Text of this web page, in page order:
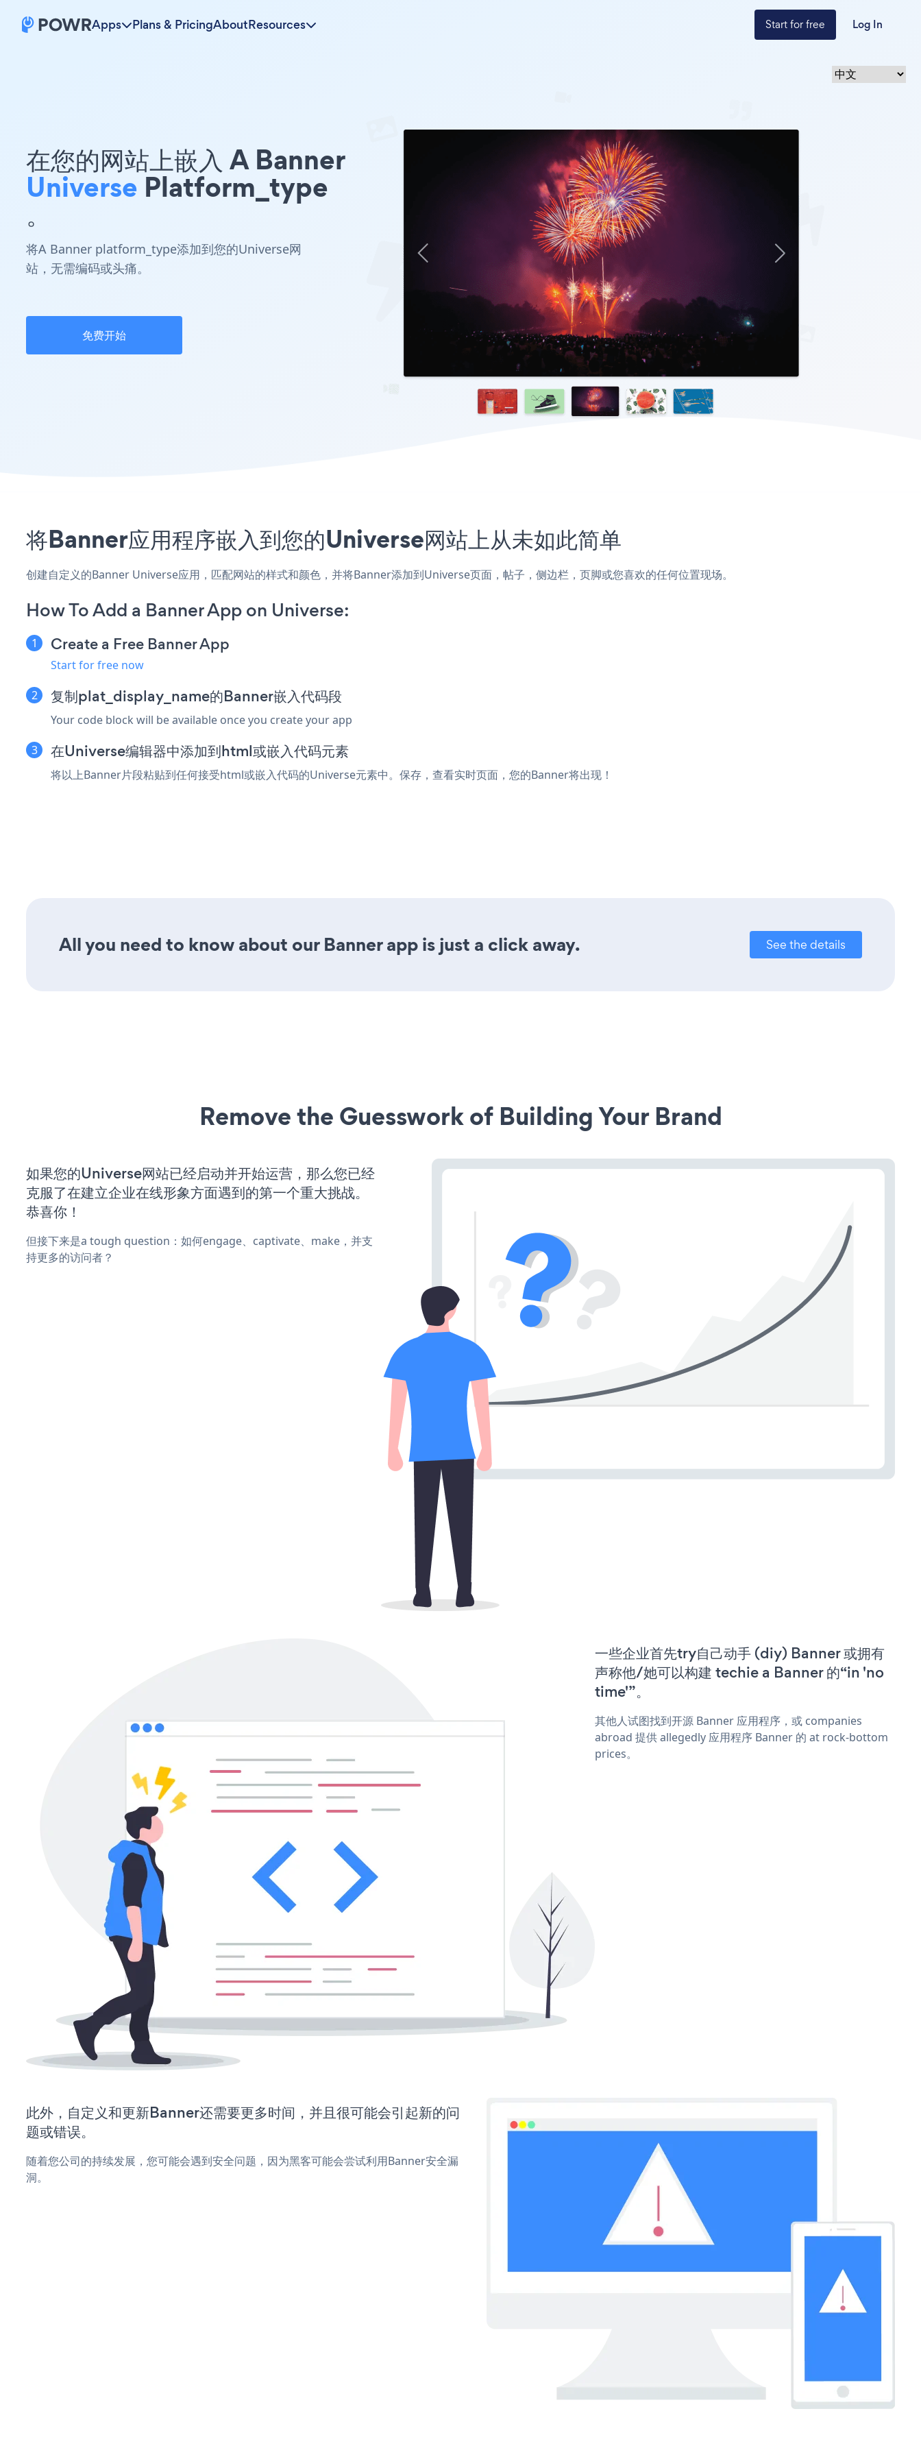
Apps Plans & PricingAboutResources Start for free Log In
在您的网站上嵌入 A Banner
Universe Platform_type
。
将A Banner platform_type添加到您的Universe网
站，无需编码或头痛。
免费开始
将Banner应用程序嵌入到您的Universe网站上从未如此简单
创建自定义的Banner Universe应用，匹配网站的样式和颜色，并将Banner添加到Universe页面，帖子，侧边栏，页脚或您喜欢的任何位置现场。
How To Add a Banner App on Universe:
Create a Free Banner App
Start for free now
复制plat_display_name的Banner嵌入代码段
Your code block will be available once you create your app
在Universe编辑器中添加到html或嵌入代码元素
将以上Banner片段粘贴到任何接受html或嵌入代码的Universe元素中。保存，查看实时页面，您的Banner将出现！
All you need to know about our Banner app is just a click away. See the details
Remove the Guesswork of Building Your Brand
如果您的Universe网站已经启动并开始运营，那么您已经
克服了在建立企业在线形象方面遇到的第一个重大挑战。
恭喜你！
但接下来是a tough question：如何engage、captivate、make，并支
持更多的访问者？
一些企业首先try自己动手 (diy) Banner 或拥有
声称他/她可以构建 techie a Banner 的“in 'no
time'”。
其他人试图找到开源 Banner 应用程序，或 companies
abroad 提供 allegedly 应用程序 Banner 的 at rock-bottom
prices。
此外，自定义和更新Banner还需要更多时间，并且很可能会引起新的问
题或错误。
随着您公司的持续发展，您可能会遇到安全问题，因为黑客可能会尝试利用Banner安全漏
洞。